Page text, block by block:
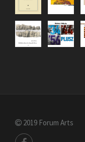
2019 Forum Arts